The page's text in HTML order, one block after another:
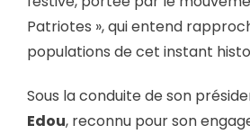
Patriotes », qui entend
populations de cet instant
Sous la conduite de son
Edou, reconnu pour son